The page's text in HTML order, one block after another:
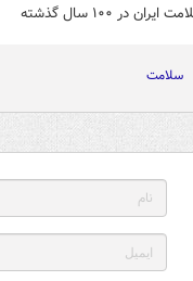
در ۱۰۰ سال گذشته
سلامت